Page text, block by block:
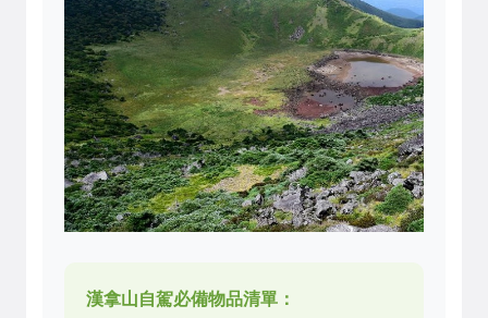
漢拿山自駕必備物品清單：